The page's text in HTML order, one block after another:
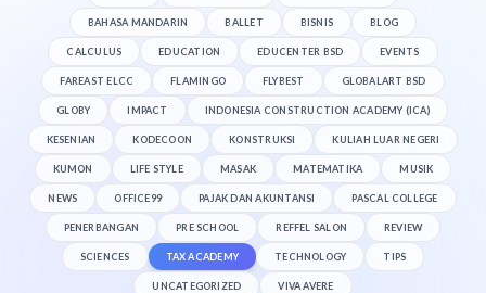
BAHASA MANDARIN BALLET BISNIS BLOG
CALCULUS EDUCATION EDUCENTER BSD EVENTS
FAREAST ELCC FLAMINGO FLYBEST GLOBALART BSD
GLOBY IMPACT INDONESIA CONSTRUCTION ACADEMY (ICA)
KESENIAN KODECOON KONSTRUKSI KULIAH LUAR NEGERI
KUMON LIFE STYLE MASAK MATEMATIKA MUSIK
NEWS OFFICE99 PAJAK DAN AKUNTANSI PASCAL COLLEGE
PENERBANGAN PRE SCHOOL REFFEL SALON REVIEW
SCIENCES TAX ACADEMY TECHNOLOGY TIPS
UNCATEGORIZED VIVA AVERE